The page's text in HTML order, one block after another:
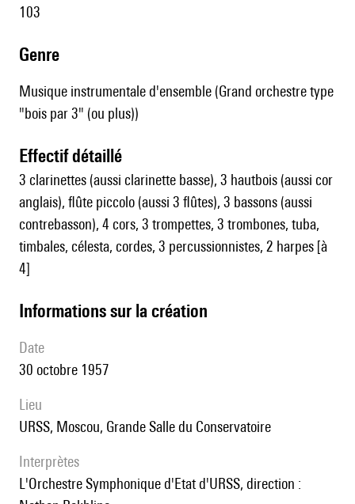
103
genre
Musique instrumentale d'ensemble (Grand orchestre type
"bois par 3" (ou plus))
effectif détaillé
3 clarinettes (aussi clarinette basse), 3 hautbois (aussi cor
anglais), flûte piccolo (aussi 3 flûtes), 3 bassons (aussi
contrebasson), 4 cors, 3 trompettes, 3 trombones, tuba,
timbales, célesta, cordes, 3 percussionnistes, 2 harpes [à
4]
informations sur la création
date
30 octobre 1957
lieu
URSS, Moscou, Grande Salle du Conservatoire
interprètes
l'Orchestre Symphonique d'Etat d'URSS, direction :